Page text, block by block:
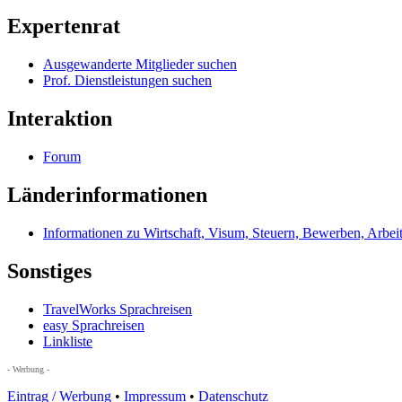
Expertenrat
Ausgewanderte Mitglieder suchen
Prof. Dienstleistungen suchen
Interaktion
Forum
Länderinformationen
Informationen zu Wirtschaft, Visum, Steuern, Bewerben,
Sonstiges
TravelWorks Sprachreisen
easy Sprachreisen
Linkliste
- Werbung -
Eintrag / Werbung • Impressum • Datenschutz